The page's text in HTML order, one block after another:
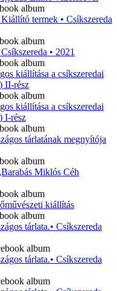
album
termek • Csíkszereda
album
• 2021
album
kiállítása a csíkszeredai
II-rész
album
kiállítása a csíkszeredai
I-rész
album
tárlatának megnyítója
album
Miklós Céh
album
kiállítás
album
tárlata.• Csíkszereda
album
tárlata.• Csíkszereda
album